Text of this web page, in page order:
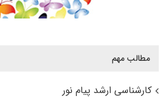
مطالب مهم
کارشناسی ارشد پیام نور